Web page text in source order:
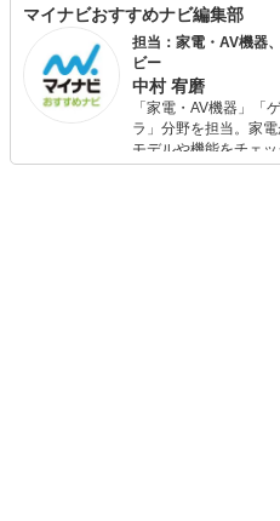
弱。 個人で年間2億円を売り上げ、数々の法人内コンテス
ト等で表彰された経験を持って
の資格を有し、家電
家電で分からないことはありませ
の業務も通して「全
機会の提供」に尽力
マイナビおすすめナビ編集部
担当：家電・AV機器
ビー
中村 宥磨
「家電・AV機器」「
ラ」分野を担当。家
モデルや機能をチェ
ムを楽しみながら、